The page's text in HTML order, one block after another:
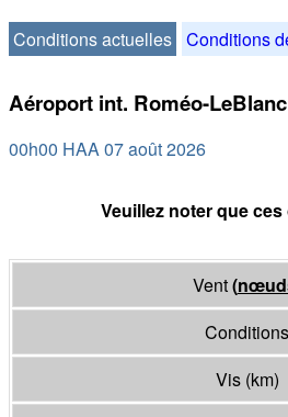
Conditions actuelles Conditions
Aéroport int. Roméo-
00h00 HAA 07 août 2026
Veuillez noter que
Vent(
Conditions
Vis (km)